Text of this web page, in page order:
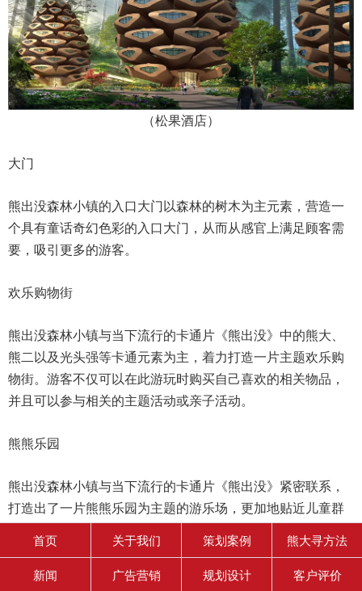
（松果酒店）
大门
熊出没森林小镇的入口大门以森林的树木为主元素，营造一
个具有童话奇幻色彩的入口大门，从而从感官上满足顾客需
要，吸引更多的游客。
欢乐购物街
熊出没森林小镇与当下流行的卡通片《熊出没》中的熊大、
熊二以及光头强等卡通元素为主，着力打造一片主题欢乐购
物街。游客不仅可以在此游玩时购买自己喜欢的相关物品，
并且可以参与相关的主题活动或亲子活动。
熊熊乐园
熊出没森林小镇与当下流行的卡通片《熊出没》紧密联系，
打造出了一片熊熊乐园为主题的游乐场，更加地贴近儿童群
体的消费对象，吸引更多的儿童群体。
森林小镇
首页 关于我们 策划案例 熊大寻方法
新闻 广告营销 规划设计 客户评价